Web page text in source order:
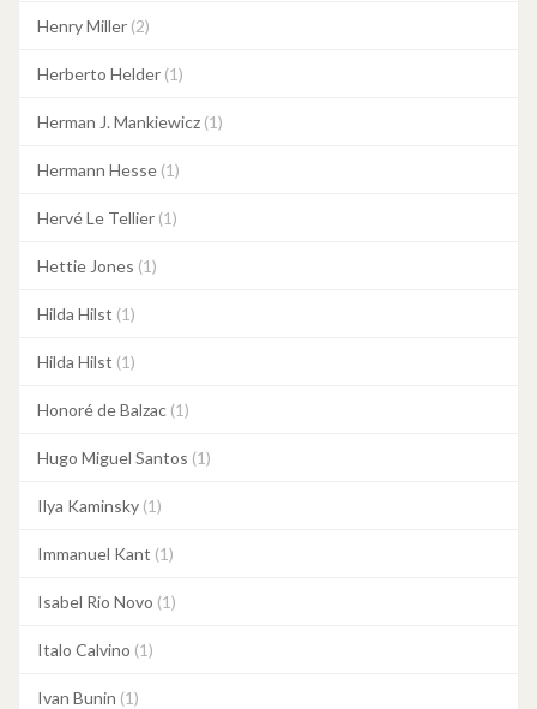
Henry Miller (2)
Herberto Helder (1)
Herman J. Mankiewicz (1)
Hermann Hesse (1)
Hervé Le Tellier (1)
Hettie Jones (1)
Hilda Hilst (1)
Hilda Hilst (1)
Honoré de Balzac (1)
Hugo Miguel Santos (1)
Ilya Kaminsky (1)
Immanuel Kant (1)
Isabel Rio Novo (1)
Italo Calvino (1)
Ivan Bunin (1)